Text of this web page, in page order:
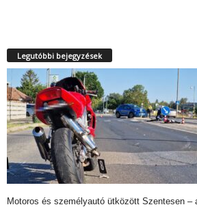
Legutóbbi bejegyzések
Motoros és személyautó ütközött Szentesen –